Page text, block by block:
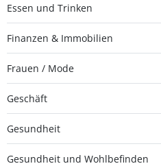
Essen und Trinken
Finanzen & Immobilien
Frauen / Mode
Geschäft
Gesundheit
Gesundheit und Wohlbefinden